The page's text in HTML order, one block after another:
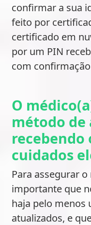
confirmar a sua
feito por
certificado em
por um PIN
com
O
método
recebendo
cuidados
Para assegurar
importante que
haja pelo menos
atualizados, e